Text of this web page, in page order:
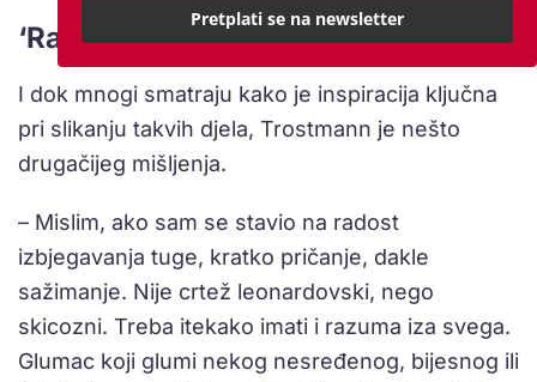
‘Rad stvara namjerne slučajnosti’
I dok mnogi smatraju kako je inspiracija ključna
pri slikanju takvih djela, Trostmann je nešto
drugačijeg mišljenja.
– Mislim, ako sam se stavio na radost
izbjegavanja tuge, kratko pričanje, dakle
sažimanje. Nije crtež leonardovski, nego
skicozni. Treba itekako imati i razuma iza svega.
Glumac koji glumi nekog nesređenog, bijesnog ili
Pretplati se na newsletter